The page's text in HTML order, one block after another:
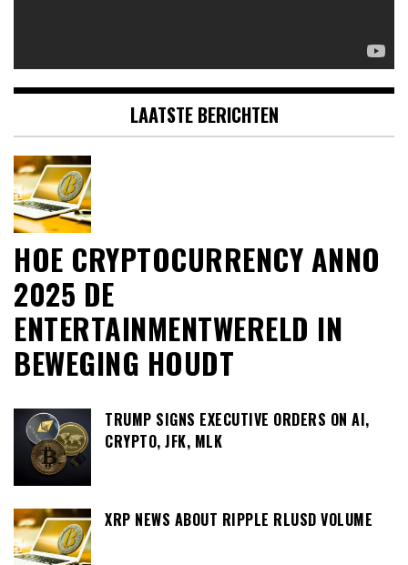
LAATSTE BERICHTEN
HOE CRYPTOCURRENCY ANNO
2025 DE
ENTERTAINMENTWERELD IN
BEWEGING HOUDT
TRUMP SIGNS EXECUTIVE ORDERS ON AI,
CRYPTO, JFK, MLK
XRP NEWS ABOUT RIPPLE RLUSD VOLUME